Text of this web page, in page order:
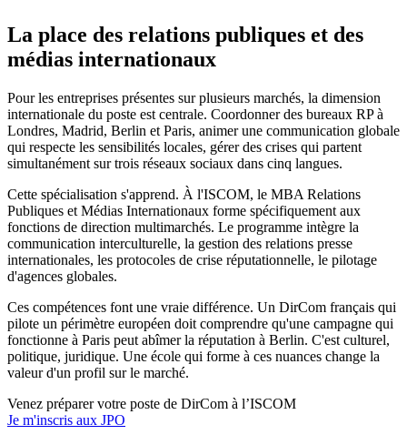
La place des relations publiques et des
médias internationaux
Pour les entreprises présentes sur plusieurs marchés, la dimension
internationale du poste est centrale. Coordonner des bureaux RP à
Londres, Madrid, Berlin et Paris, animer une communication globale
qui respecte les sensibilités locales, gérer des crises qui partent
simultanément sur trois réseaux sociaux dans cinq langues.
Cette spécialisation s'apprend. À l'ISCOM, le MBA Relations
Publiques et Médias Internationaux forme spécifiquement aux
fonctions de direction multimarchés. Le programme intègre la
communication interculturelle, la gestion des relations presse
internationales, les protocoles de crise réputationnelle, le pilotage
d'agences globales.
Ces compétences font une vraie différence. Un DirCom français qui
pilote un périmètre européen doit comprendre qu'une campagne qui
fonctionne à Paris peut abîmer la réputation à Berlin. C'est culturel,
politique, juridique. Une école qui forme à ces nuances change la
valeur d'un profil sur le marché.
Venez préparer votre poste de DirCom à l’ISCOM
Je m'inscris aux JPO